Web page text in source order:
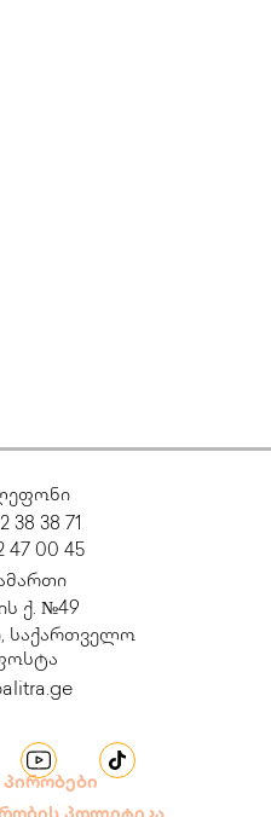
38 38 71
47 00 45
ქ. №49
საქართველო
პირობები